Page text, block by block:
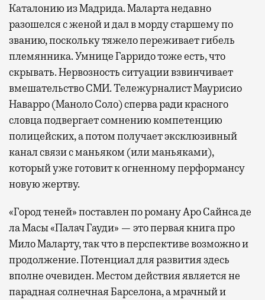
Каталонию из Мадрида. Маларта недавно
разошелся с женой и дал в морду старшему по
званию, поскольку тяжело переживает гибель
племянника. Умнице Гарридо тоже есть, что
скрывать. Нервозность ситуации взвинчивает
вмешательство СМИ. Тележурналист Маурисио
Наварро (Маноло Соло) сперва ради красного
словца подвергает сомнению компетенцию
полицейских, а потом получает эксклюзивный
канал связи с маньяком (или маньяками),
который уже готовит к огненному перформансу
новую жертву.
«Город теней» поставлен по роману Аро Сайнса де
ла Масы «Палач Гауди» — это первая книга про
Мило Маларту, так что в перспективе возможно и
продолжение. Потенциал для развития здесь
вполне очевиден. Местом действия является не
парадная солнечная Барселона, а мрачный и